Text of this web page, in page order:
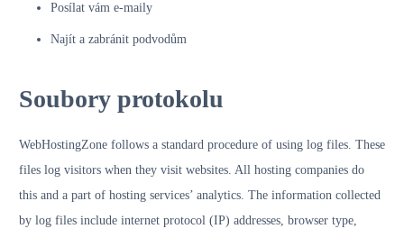
Posílat vám e-maily
Najít a zabránit podvodům
Soubory protokolu
WebHostingZone follows a standard procedure of using log files. These
files log visitors when they visit websites. All hosting companies do
this and a part of hosting services’ analytics. The information collected
by log files include internet protocol (IP) addresses, browser type,